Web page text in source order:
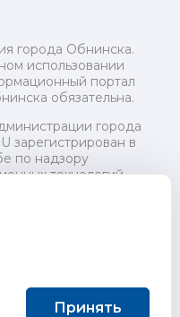
города Обнинска.
использовании
портал
обязательна.
города
зарегистрирован в
по надзору
технологий
24 июля
Эл № ФС77-73321
(исполнительно-
округа "Город
Байкова Е.А.
Редакции:
Принять